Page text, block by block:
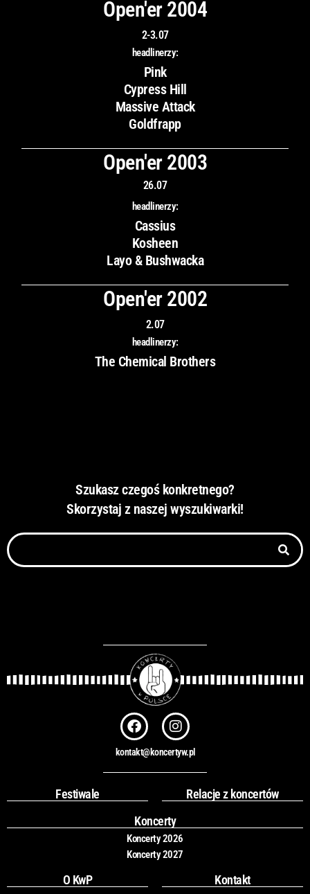
Open'er 2004
2-3.07
headlinerzy:
Pink
Cypress Hill
Massive Attack
Goldfrapp
Open'er 2003
26.07
headlinerzy:
Cassius
Kosheen
Layo & Bushwacka
Open'er 2002
2.07
headlinerzy:
The Chemical Brothers
Szukasz czegoś konkretnego?
Skorzystaj z naszej wyszukiwarki!
S
z
F
a
c
e
b
o
k
I
n
s
t
a
r
a
m
kontakt@koncertyw.pl
Festiwale
Relacje z koncertów
Koncerty
Koncerty 2026
Koncerty 2027
O KwP
Kontakt